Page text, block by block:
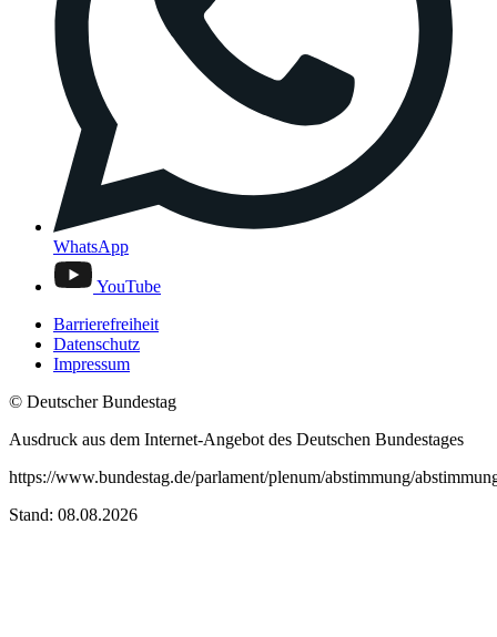
WhatsApp
YouTube
Barrierefreiheit
Datenschutz
Impressum
© Deutscher Bundestag
Ausdruck aus dem Internet-Angebot des Deutschen Bundestages
https://www.bundestag.de/parlament/plenum/abstimmung/
Stand: 08.08.2026